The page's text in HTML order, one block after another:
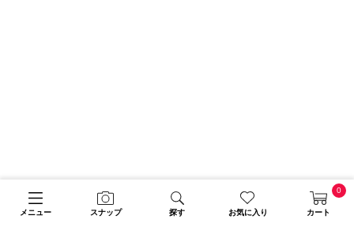
メニュー スナップ 探す お気に入り カート
0